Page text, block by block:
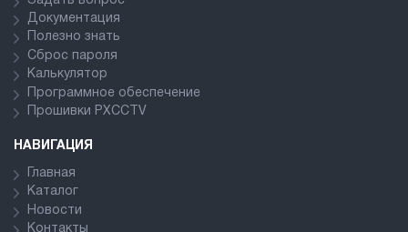
Документация
Полезно знать
Сброс пароля
Калькулятор
Программное обеспечение
Прошивки PXCCTV
НАВИГАЦИЯ
Главная
Каталог
Новости
Контакты